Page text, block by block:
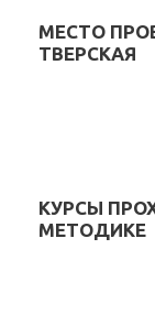
МЕСТО
ТВЕРСКАЯ
КУРСЫ
МЕТОДИКЕ